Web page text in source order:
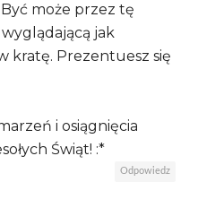
może przez tę
jak
kratę. Prezentuesz się
i osiągnięcia
Świąt! :*
Odpowiedz